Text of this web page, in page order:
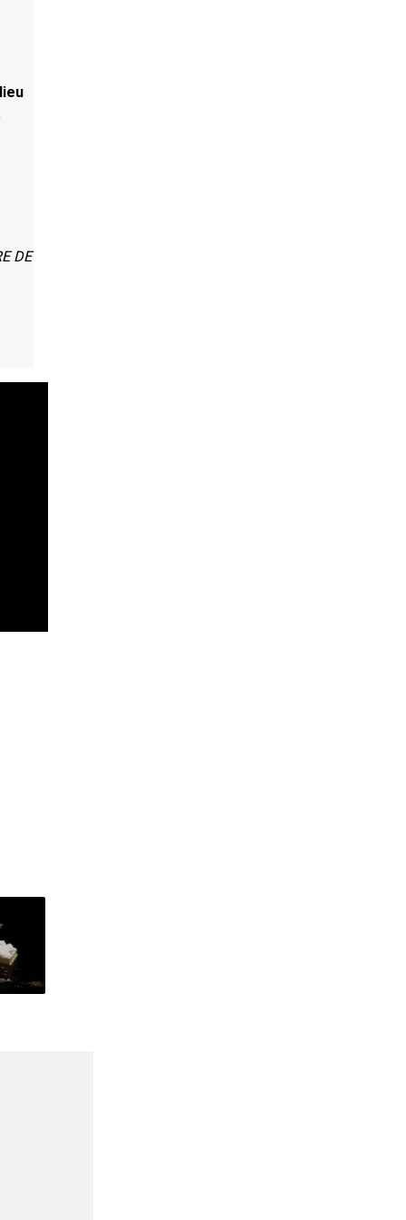
DE